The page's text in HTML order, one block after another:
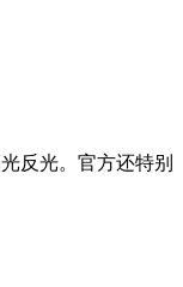
反光。官方还特别